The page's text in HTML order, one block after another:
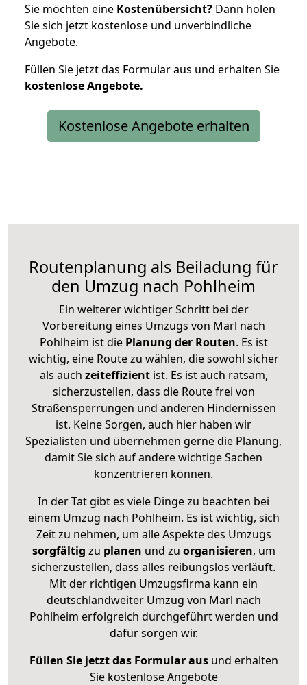
Sie möchten eine Kostenübersicht? Dann holen
Sie sich jetzt kostenlose und unverbindliche
Angebote.
Füllen Sie jetzt das Formular aus und erhalten Sie
kostenloseAngebote.
Kostenlose Angebote erhalten
Routenplanung als Beiladung für
den Umzug nach Pohlheim
Ein weiterer wichtiger Schritt bei der
Vorbereitung eines Umzugs von Marl nach
Pohlheim ist diePlanung der Routen. Es ist
wichtig, eine Route zu wählen, die sowohl sicher
als auch zeiteffizientist. Es ist auch ratsam,
sicherzustellen, dass die Route frei von
Straßensperrungen und anderen Hindernissen
ist. Keine Sorgen, auch hier haben wir
Spezialisten und übernehmen gerne die Planung,
damit Sie sich auf andere wichtige Sachen
konzentrieren können.
In der Tat gibt es viele Dinge zu beachten bei
einem Umzug nach Pohlheim. Es ist wichtig, sich
Zeit zu nehmen, um alle Aspekte des Umzugs
sorgfältig zu planen und zu organisieren, um
sicherzustellen, dass alles reibungslos verläuft.
Mit der richtigen Umzugsfirma kann ein
deutschlandweiter Umzug von Marl nach
Pohlheim erfolgreich durchgeführt werden und
dafür sorgen wir.
Füllen Sie jetzt das Formular ausund erhalten
Sie kostenlose Angebote